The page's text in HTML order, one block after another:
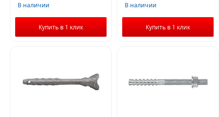
В наличии
Купить в 1 клик
В наличии
Купить в 1 клик